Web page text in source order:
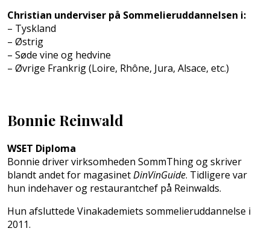
Christian underviser på Sommelieruddannelsen i:
– Tyskland
– Østrig
– Søde vine og hedvine
– Øvrige Frankrig (Loire, Rhône, Jura, Alsace, etc.)
Bonnie Reinwald
WSET Diploma
Bonnie driver virksomheden SommThing og skriver
blandt andet for magasinetDinVinGuide. Tidligere var
hun indehaver og restaurantchef på Reinwalds.
Hun afsluttede Vinakademiets sommelieruddannelse i
2011.